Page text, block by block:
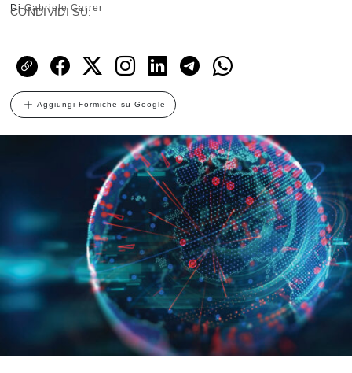
DiGabriele Carrer
CONDIVIDI SU:
Aggiungi Formiche su Google